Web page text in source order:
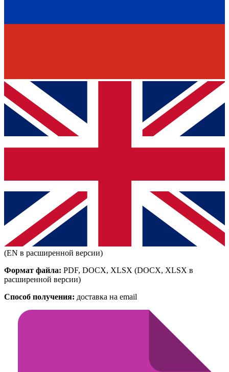
(EN в расширенной версии)
Формат файла: PDF, DOCX, XLSX (DOCX, XLSX в
расширенной версии)
Способ получения: доставка на email